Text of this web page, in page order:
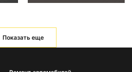
Показать еще